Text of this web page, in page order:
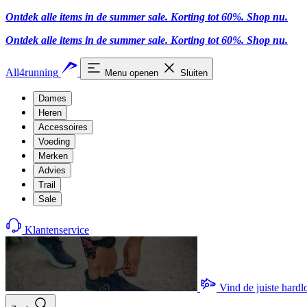
Ontdek alle items in de summer sale. Korting tot 60%. Shop nu.
Ontdek alle items in de summer sale. Korting tot 60%. Shop nu.
All4running Menu openen Sluiten
Dames
Heren
Accessoires
Voeding
Merken
Advies
Trail
Sale
Klantenservice
Vind de juiste